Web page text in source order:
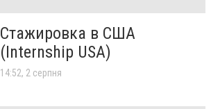
Стажировка в США
(Internship USA)
14:52, 2 серпня